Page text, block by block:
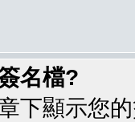
名檔?
下顯示您